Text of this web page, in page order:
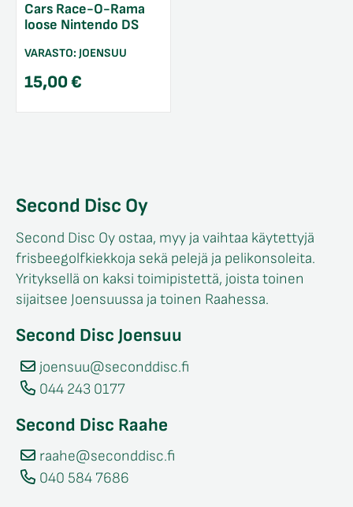
Cars Race-O-Rama
loose Nintendo DS
VARASTO: JOENSUU
15,00€
Second Disc Oy
Second Disc Oy ostaa, myy ja vaihtaa käytettyjä
frisbeegolfkiekkoja sekä pelejä ja pelikonsoleita.
Yrityksellä on kaksi toimipistettä, joista toinen
sijaitsee Joensuussa ja toinen Raahessa.
Second Disc Joensuu
joensuu@seconddisc.fi
044 243 0177
Second Disc Raahe
raahe@seconddisc.fi
040 584 7686